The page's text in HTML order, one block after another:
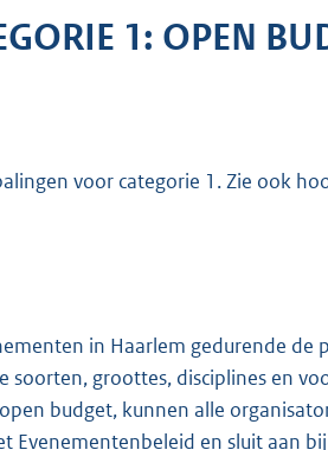
1: OPEN
voor categorie 1. Zie ook
in Haarlem gedurende
soorten, groottes, disciplines en
budget, kunnen alle
Evenementenbeleid en sluit aan